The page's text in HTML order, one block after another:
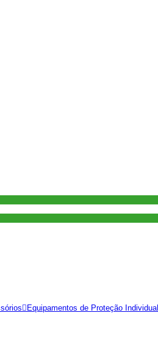
Equipamentos de Proteção Individual